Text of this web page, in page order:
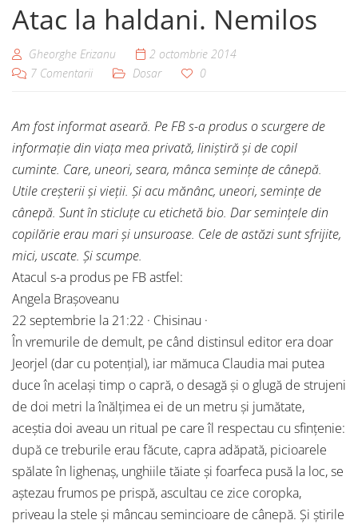
Atac la haldani. Nemilos
Gheorghe Erizanu
2 octombrie 2014
7 Comentarii
Dosar 0
Am fost informat aseară. Pe FB s-a produs o scurgere de
informație din viața mea privată, liniștiră și de copil
cuminte. Care, uneori, seara, mânca semințe de cânepă.
Utile creșterii și vieții. Și acu mănânc, uneori, semințe de
cânepă. Sunt în sticluțe cu etichetă bio. Dar semințele din
copilărie erau mari și unsuroase. Cele de astăzi sunt sfrijite,
mici, uscate. Și scumpe.
Atacul s-a produs pe FB astfel:
Angela Brașoveanu
22 septembrie la 21:22 · Chisinau ·
În vremurile de demult, pe când distinsul editor era doar
Jeorjel (dar cu potențial), iar mămuca Claudia mai putea
duce în același timp o capră, o desagă și o glugă de strujeni
de doi metri la înălțimea ei de un metru și jumătate,
aceștia doi aveau un ritual pe care îl respectau cu sfințenie:
după ce treburile erau făcute, capra adăpată, picioarele
spălate în lighenaș, unghiile tăiate și foarfeca pusă la loc, se
aștezau frumos pe prispă, ascultau ce zice coropka,
priveau la stele și mâncau semincioare de cânepă. Și știrile